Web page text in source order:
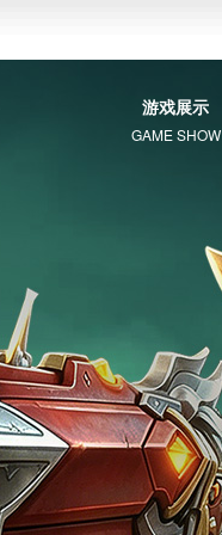
游戏展示
GAME SHOW